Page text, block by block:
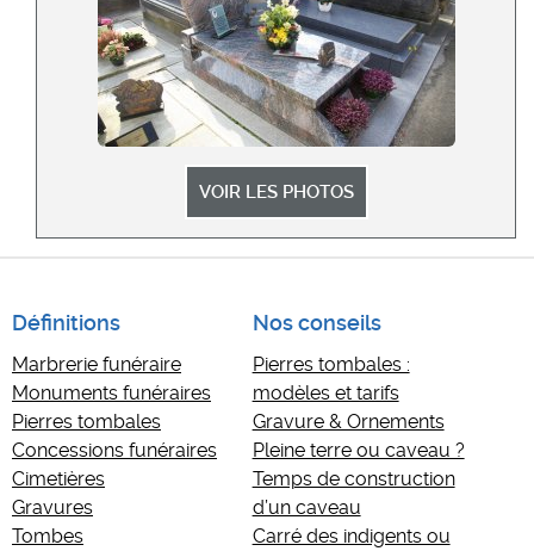
VOIR LES PHOTOS
Définitions
Marbrerie funéraire
Monuments funéraires
Pierres tombales
Concessions funéraires
Cimetières
Gravures
Tombes
Nos conseils
Pierres tombales :
modèles et tarifs
Gravure & Ornements
Pleine terre ou caveau ?
Temps de construction
d’un caveau
Carré des indigents ou